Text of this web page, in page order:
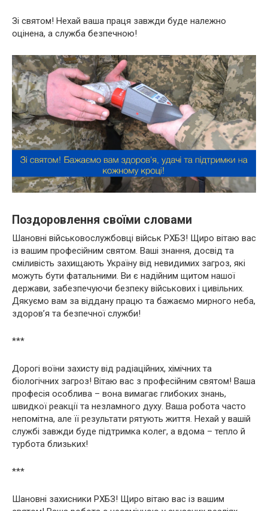
Зі святом! Нехай ваша праця завжди буде належно
оцінена, а служба безпечною!
Поздоровлення своїми словами
Шановні військовослужбовці військ РХБЗ! Щиро вітаю вас
із вашим професійним святом. Ваші знання, досвід та
сміливість захищають Україну від невидимих загроз, які
можуть бути фатальними. Ви є надійним щитом нашої
держави, забезпечуючи безпеку військових і цивільних.
Дякуємо вам за віддану працю та бажаємо мирного неба,
здоров’я та безпечної служби!
***
Дорогі воїни захисту від радіаційних, хімічних та
біологічних загроз! Вітаю вас з професійним святом! Ваша
професія особлива – вона вимагає глибоких знань,
швидкої реакції та незламного духу. Ваша робота часто
непомітна, але її результати рятують життя. Нехай у вашій
службі завжди буде підтримка колег, а вдома – тепло й
турбота близьких!
***
Шановні захисники РХБЗ! Щиро вітаю вас із вашим